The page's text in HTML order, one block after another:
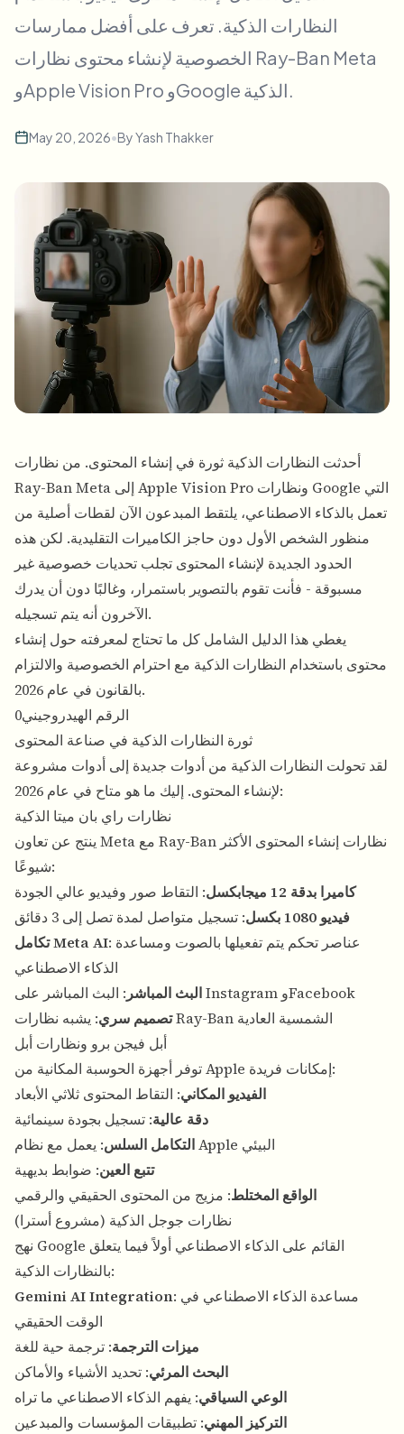
تبديل الوجه - فيديو
ذكاء الفيديو
طمس فيديوهات بالجملة
طمس الوجه بالجملة
خطوط أنابيب عالية الإنتاجية
طمس أي شيء
مناطق المؤسسات والسياسات والمراجعة
API & SDK
ذكاء الفيديو
إزالة الخلفية بالجملة
النظارات الذكية. تعرف على أفضل ممارسات
الخصوصية لإنشاء محتوى نظارات Ray-Ban Meta
وApple Vision Pro وGoogle الذكية.
May 20, 2026•ByYash Thakker
أحدثت النظارات الذكية ثورة في إنشاء المحتوى. من نظارات
Ray-Ban Meta إلى Apple Vision Pro ونظارات Google التي
تعمل بالذكاء الاصطناعي، يلتقط المبدعون الآن لقطات أصلية من
منظور الشخص الأول دون حاجز الكاميرات التقليدية. لكن هذه
الحدود الجديدة لإنشاء المحتوى تجلب تحديات خصوصية غير
مسبوقة - فأنت تقوم بالتصوير باستمرار، وغالبًا دون أن يدرك
الآخرون أنه يتم تسجيله.
يغطي هذا الدليل الشامل كل ما تحتاج لمعرفته حول إنشاء
محتوى باستخدام النظارات الذكية مع احترام الخصوصية والالتزام
بالقانون في عام 2026.
الرقم الهيدروجيني0
ثورة النظارات الذكية في صناعة المحتوى
لقد تحولت النظارات الذكية من أدوات جديدة إلى أدوات مشروعة
لإنشاء المحتوى. إليك ما هو متاح في عام 2026:
نظارات راي بان ميتا الذكية
ينتج عن تعاون Meta مع Ray-Ban نظارات إنشاء المحتوى الأكثر
شيوعًا:
كاميرا بدقة 12 ميجابكسل
: التقاط صور وفيديو عالي الجودة
فيديو 1080 بكسل
: تسجيل متواصل لمدة تصل إلى 3 دقائق
تكامل Meta AI: عناصر تحكم يتم تفعيلها بالصوت ومساعدة
الذكاء الاصطناعي
البث المباشر
: البث المباشر على Instagram وFacebook
تصميم سري
: يشبه نظارات Ray-Ban الشمسية العادية
أبل فيجن برو ونظارات أبل
توفر أجهزة الحوسبة المكانية من Apple إمكانات فريدة:
الفيديو المكاني: التقاط المحتوى ثلاثي الأبعاد
دقة عالية: تسجيل بجودة سينمائية
التكامل السلس
: يعمل مع نظام Apple البيئي
تتبع العين: ضوابط بديهية
الواقع المختلط: مزيج من المحتوى الحقيقي والرقمي
نظارات جوجل الذكية (مشروع أسترا)
نهج Google القائم على الذكاء الاصطناعي أولاً فيما يتعلق
بالنظارات الذكية:
Gemini AI Integration: مساعدة الذكاء الاصطناعي في
الوقت الحقيقي
ميزات الترجمة: ترجمة حية للغة
البحث المرئي: تحديد الأشياء والأماكن
الوعي السياقي: يفهم الذكاء الاصطناعي ما تراه
التركيز المهني: تطبيقات المؤسسات والمبدعين